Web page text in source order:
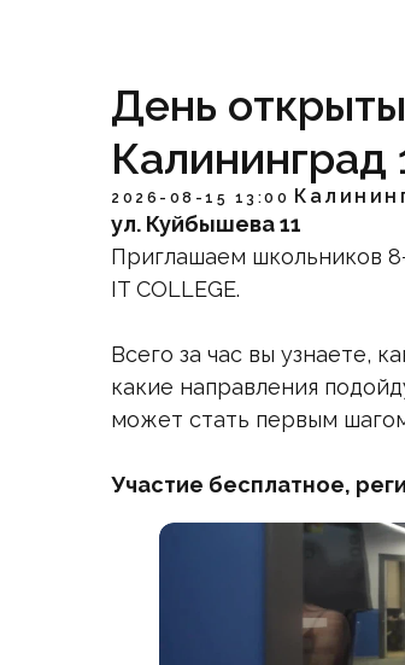
День
Калининград
2026-08-15 13:00
ул. Куйбышева 11
Приглашаем школьников
IT COLLEGE.
Всего за час вы узнаете,
какие направления
может стать первым
Участие бесплатное,